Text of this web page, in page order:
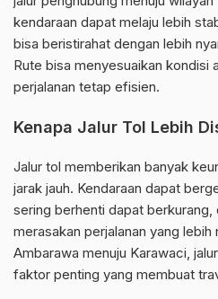
kendaraan dapat melaju lebih
bisa beristirahat dengan lebih
Rute bisa menyesuaikan kondisi
perjalanan tetap efisien.
Kenapa Jalur Tol Lebih
Jalur tol memberikan banyak
jarak jauh. Kendaraan dapat
sering berhenti dapat berkurang,
merasakan perjalanan yang lebih
Ambarawa menuju Karawaci,
faktor penting yang membuat